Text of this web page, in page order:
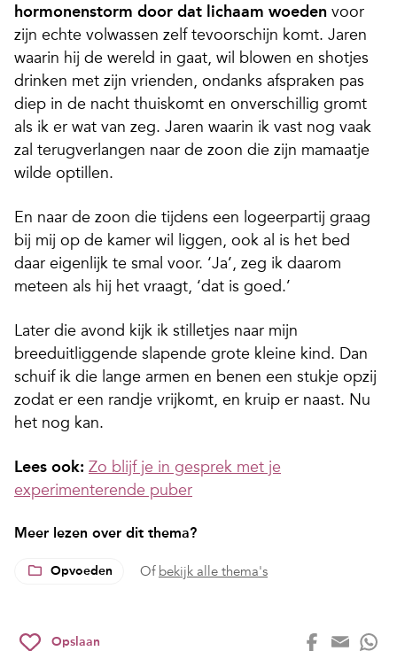
hormonenstorm door dat lichaam woeden voor
zijn echte volwassen zelf tevoorschijn komt. Jaren
waarin hij de wereld in gaat, wil blowen en shotjes
drinken met zijn vrienden, ondanks afspraken pas
diep in de nacht thuiskomt en onverschillig gromt
als ik er wat van zeg. Jaren waarin ik vast nog vaak
zal terugverlangen naar de zoon die zijn mamaatje
wilde optillen.
En naar de zoon die tijdens een logeerpartij graag
bij mij op de kamer wil liggen, ook al is het bed
daar eigenlijk te smal voor. ‘Ja’, zeg ik daarom
meteen als hij het vraagt, ‘dat is goed.’
Later die avond kijk ik stilletjes naar mijn
breeduitliggende slapende grote kleine kind. Dan
schuif ik die lange armen en benen een stukje opzij
zodat er een randje vrijkomt, en kruip er naast. Nu
het nog kan.
Lees ook: Zo blijf je in gesprek met je
experimenterende puber
Meer lezen over dit thema?
Opvoeden Of bekijk alle thema's
Opslaan